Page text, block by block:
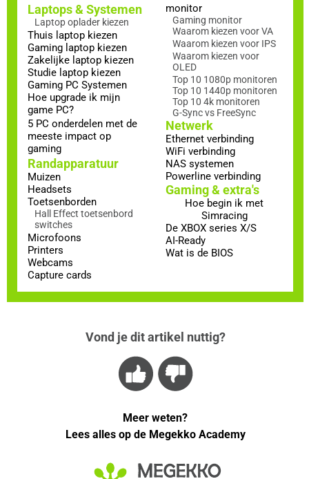
Laptops & Systemen
Laptop oplader kiezen
Thuis laptop kiezen
Gaming laptop kiezen
Zakelijke laptop kiezen
Studie laptop kiezen
Gaming PC Systemen
Hoe upgrade ik mijn
game PC?
5 PC onderdelen met de
meeste impact op
gaming
Randapparatuur
Muizen
Headsets
Toetsenborden
Hall Effect toetsenbord
switches
Microfoons
Printers
Webcams
Capture cards
monitor
Gaming monitor
Waarom kiezen voor VA
Waarom kiezen voor IPS
Waarom kiezen voor
OLED
Top 10 1080p monitoren
Top 10 1440p monitoren
Top 10 4k monitoren
G-Sync vs FreeSync
Netwerk
Ethernet verbinding
WiFi verbinding
NAS systemen
Powerline verbinding
Gaming & extra's
Hoe begin ik met
Simracing
De XBOX series X/S
AI-Ready
Wat is de BIOS
Vond je dit artikel nuttig?
Meer weten?
Lees alles op de Megekko Academy